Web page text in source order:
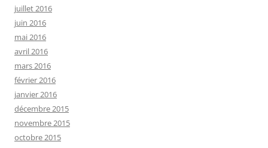
juillet 2016
juin 2016
mai 2016
avril 2016
mars 2016
février 2016
janvier 2016
décembre 2015
novembre 2015
octobre 2015